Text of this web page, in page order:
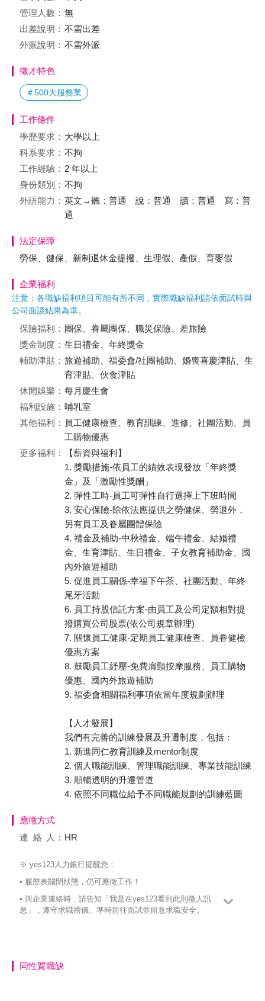
管理人數： 無
出差說明： 不需出差
外派說明： 不需外派
徵才特色
＃500大服務業
工作條件
學歷要求： 大學以上
科系要求： 不拘
工作經驗： 2 年以上
身份類別： 不拘
外語能力： 英文→聽：普通 說：普通 讀：普通 寫：普
通
法定保障
勞保、健保、新制退休金提撥、生理假、產假、育嬰假
企業福利
注意：各職缺福利項目可能有所不同，實際職缺福利請依面試時與
公司面談結果為準。
保險福利： 團保、眷屬團保、職災保險、差旅險
獎金制度： 生日禮金、年終獎金
輔助津貼： 旅遊補助、福委會/社團補助、婚喪喜慶津貼、生
育津貼、伙食津貼
休閒娛樂： 每月慶生會
福利設施： 哺乳室
其他福利： 員工健康檢查、教育訓練、進修、社團活動、員
工購物優惠
更多福利：
【薪資與福利】
1. 獎勵措施-依員工的績效表現發放「年終獎
金」及「激勵性獎酬」
2. 彈性工時-員工可彈性自行選擇上下班時間
3. 安心保險-除依法應提供之勞健保、勞退外，
另有員工及眷屬團體保險
4. 禮金及補助-中秋禮金、端午禮金、結婚禮
金、生育津貼、生日禮金、子女教育補助金、國
內外旅遊補助
5. 促進員工關係-幸福下午茶、社團活動、年終
尾牙活動
6. 員工持股信託方案-由員工及公司定額相對提
撥購買公司股票(依公司規章辦理)
7. 關懷員工健康-定期員工健康檢查、員眷健檢
優惠方案
8. 鼓勵員工紓壓-免費肩頸按摩服務、員工購物
優惠、國內外旅遊補助
9. 福委會相關福利事項依當年度規劃辦理
【人才發展】
我們有完善的訓練發展及升遷制度，包括：
1. 新進同仁教育訓練及mentor制度
2. 個人職能訓練、管理職能訓練、專業技能訓練
3. 順暢透明的升遷管道
4. 依照不同職位給予不同職能規劃的訓練藍圖
應徵方式
連絡
人： HR
※ yes123人力銀行提醒您：
• 履歷表關閉狀態，仍可應徵工作！
• 與企業連絡時，請告知「我是在yes123看到此則徵人訊
息」，遵守求職禮儀、準時前往面試並留意求職安全。
同性質職缺